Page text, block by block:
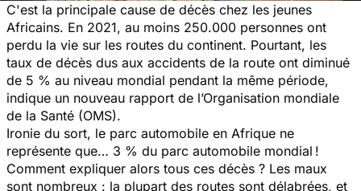
C'est la principale cause de décès chez les jeunes
Africains. En 2021, au moins 250.000 personnes ont
perdu la vie sur les routes du continent. Pourtant, les
taux de décès dus aux accidents de la route ont diminué
de 5 % au niveau mondial pendant la même période,
indique un nouveau rapport de l’Organisation mondiale
de la Santé (OMS).
Ironie du sort, le parc automobile en Afrique ne
représente que… 3 % du parc automobile mondial !
Comment expliquer alors tous ces décès ? Les maux
sont nombreux : la plupart des routes sont délabrées, et